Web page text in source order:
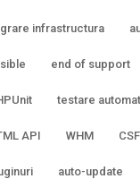
infrastructura
end of support
testare
API WHM CSF
auto-update